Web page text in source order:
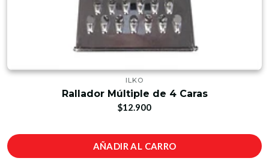
ILKO
Rallador Múltiple de 4 Caras
$12.900
AÑADIR AL CARRO